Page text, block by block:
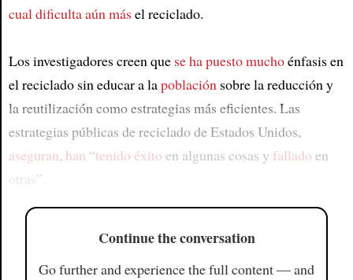
cual dificulta aún másel reciclado.
Los investigadores creen que se ha puesto muchoénfasis en
el reciclado sin educar a lapoblación sobre la reducción y
la reutilización como estrategias más eficientes. Las
estrategias públicas de reciclado de Estados Unidos,
aseguran, han “tenido éxito en algunas cosas y fallado en
otras”.
Continue the conversation
Go further and experience the full content — and